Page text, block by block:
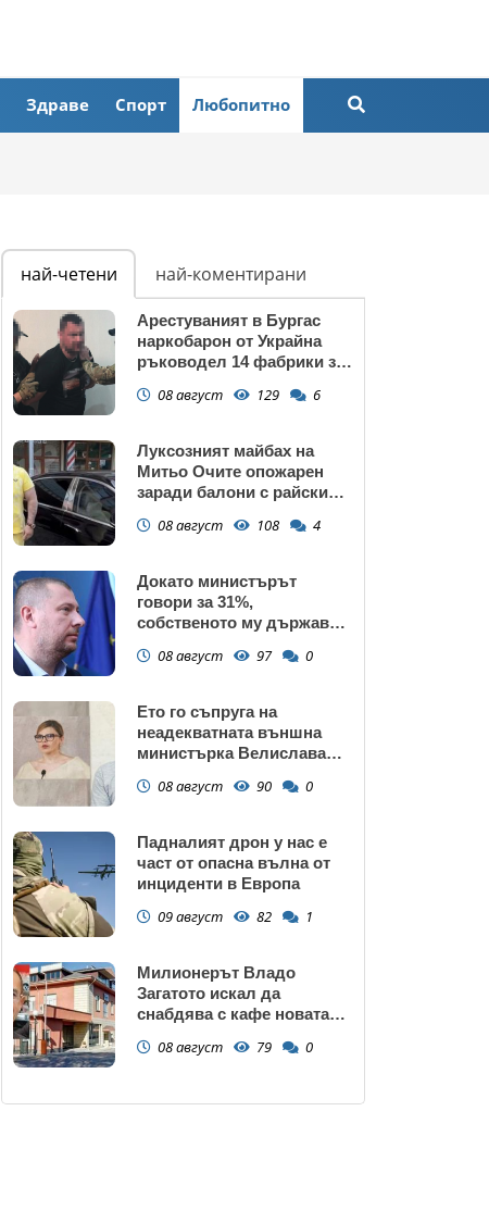
Здраве Спорт Любопитно
най-четени най-коментирани
Арестуваният в Бургас
наркобарон от Украйна
ръководел 14 фабрики за
08 август 129 6
Луксозният майбах на
Митьо Очите опожарен
заради балони с райски
08 август 108 4
Докато министърът
говори за 31%,
собственото му държавно
крадецът вика дръжте
08 август 97 0
Ето го съпруга на
неадекватната външна
министърка Велислава
08 август 90 0
Падналият дрон у нас е
част от опасна вълна от
инциденти в Европа
09 август 82 1
Милионерът Владо
Загатото искал да
снабдява с кафе новата
08 август 79 0